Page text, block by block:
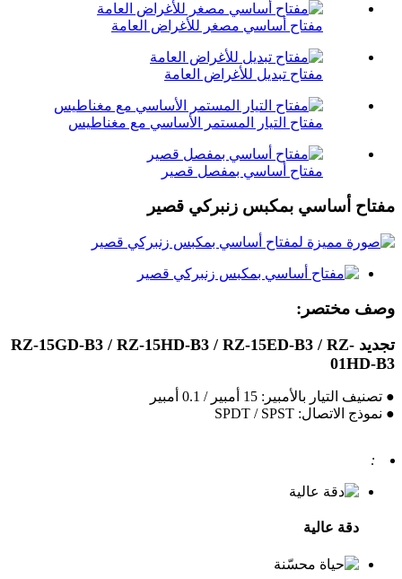
مفتاح أساسي مصغر للأغراض العامة
مفتاح تبديل للأغراض العامة
مفتاح التيار المستمر الأساسي مع مغناطيس
مفتاح أساسي بمفصل قصير
مفتاح أساسي بمكبس زنبركي قصير
وصف مختصر:
تجديد RZ-15GD-B3 / RZ-15HD-B3 / RZ-15ED-B3 / RZ-
01HD-B3
● تصنيف التيار بالأمبير: 15 أمبير / 0.1 أمبير
● نموذج الاتصال: SPDT / SPST
:
دقة عالية